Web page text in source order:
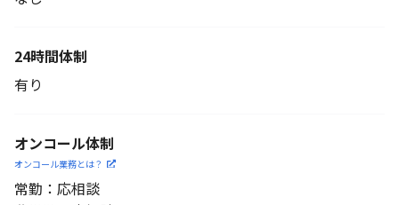
24時間体制
有り
オンコール体制
オンコール業務とは？
常勤：応相談